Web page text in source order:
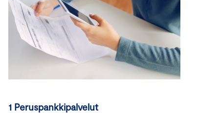
1 Peruspankkipalvelut